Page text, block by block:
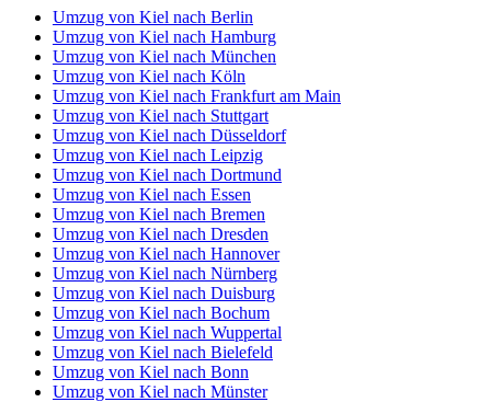
Umzug von Kiel nach Berlin
Umzug von Kiel nach Hamburg
Umzug von Kiel nach München
Umzug von Kiel nach Köln
Umzug von Kiel nach Frankfurt am Main
Umzug von Kiel nach Stuttgart
Umzug von Kiel nach Düsseldorf
Umzug von Kiel nach Leipzig
Umzug von Kiel nach Dortmund
Umzug von Kiel nach Essen
Umzug von Kiel nach Bremen
Umzug von Kiel nach Dresden
Umzug von Kiel nach Hannover
Umzug von Kiel nach Nürnberg
Umzug von Kiel nach Duisburg
Umzug von Kiel nach Bochum
Umzug von Kiel nach Wuppertal
Umzug von Kiel nach Bielefeld
Umzug von Kiel nach Bonn
Umzug von Kiel nach Münster